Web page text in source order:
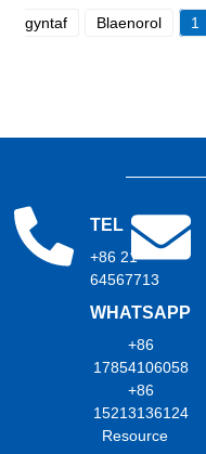
gyntaf
Blaenorol 1
TEL
+86 21
64567713
WHATSAPP
+86
17854106058
+86
15213136124
Resource